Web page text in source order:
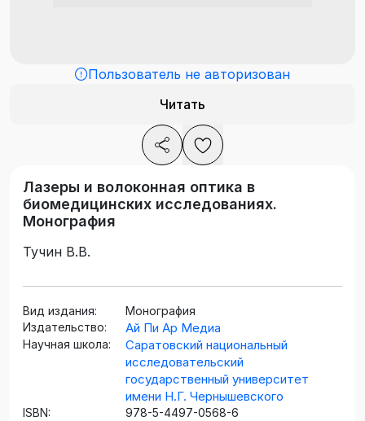
Пользователь не авторизован
Читать
Лазеры и волоконная оптика в
биомедицинских исследованиях.
Монография
Тучин В.В.
Вид издания:
Монография
Издательство:
Ай Пи Ар Медиа
Научная школа:
Саратовский национальный
исследовательский
государственный университет
имени Н.Г. Чернышевского
ISBN:
978-5-4497-0568-6